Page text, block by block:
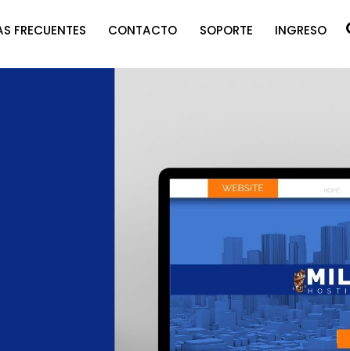
FRECUENTES CONTACTO SOPORTE INGRESO